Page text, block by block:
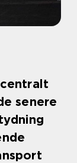
senere